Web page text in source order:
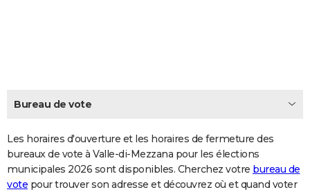
CARTE DE VOEUX
Dictionnaire
Biographies
Citations
Expressions
Proverbes
PROGRAMME TV
COPAINS D'AVANT
Bureau de vote
Les horaires d'ouverture et les horaires de fermeture des
bureaux de vote à Valle-di-Mezzana pour les élections
municipales 2026 sont disponibles. Cherchez votre bureau de
vote pour trouver son adresse et découvrez où et quand voter